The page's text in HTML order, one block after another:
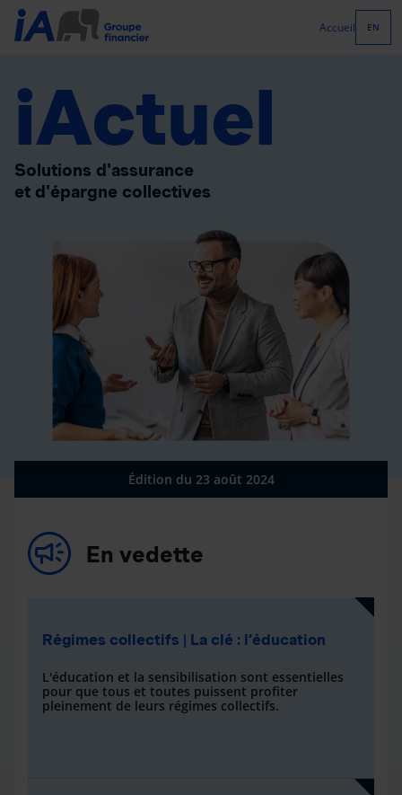
Accueil EN
iActuel
Solutions d'assurance
et d'épargne collectives
Édition du 23 août 2024
En vedette
Régimes collectifs | La clé : l’éducation
L'éducation et la sensibilisation sont essentielles
pour que tous et toutes puissent profiter
pleinement de leurs régimes collectifs.